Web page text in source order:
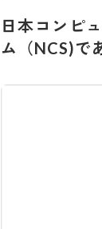
日本コンピ
ム（NCS)で